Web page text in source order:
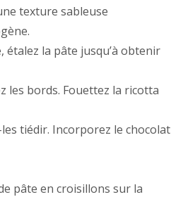
texture sableuse
étalez la pâte jusqu’à obtenir
les bords. Fouettez la ricotta
tiédir. Incorporez le chocolat
pâte en croisillons sur la